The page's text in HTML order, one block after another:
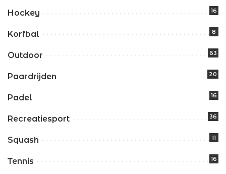
Hockey 16
Korfbal 8
Outdoor 63
Paardrijden 20
Padel 16
Recreatiesport 36
Squash 11
Tennis 16